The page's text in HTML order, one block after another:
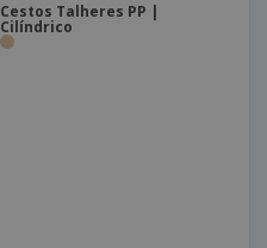
Cestos Talheres PP |
Cilíndrico